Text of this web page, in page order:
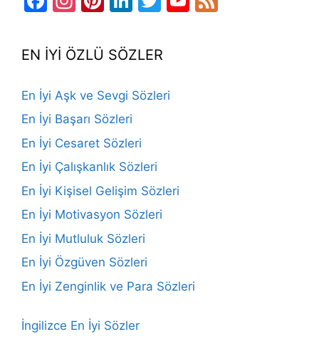
EN İYİ ÖZLÜ SÖZLER
En İyi Aşk ve Sevgi Sözleri
En İyi Başarı Sözleri
En İyi Cesaret Sözleri
En İyi Çalışkanlık Sözleri
En İyi Kişisel Gelişim Sözleri
En İyi Motivasyon Sözleri
En İyi Mutluluk Sözleri
En İyi Özgüven Sözleri
En İyi Zenginlik ve Para Sözleri
İngilizce En İyi Sözler